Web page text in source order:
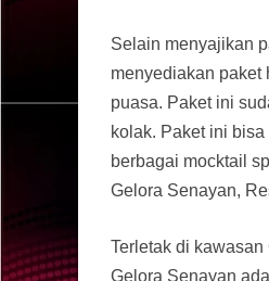
Selain menyajikan
menyediakan paket
puasa. Paket ini
kolak. Paket ini
berbagai mocktail
Gelora Senayan,
Terletak di
Gelora Senayan